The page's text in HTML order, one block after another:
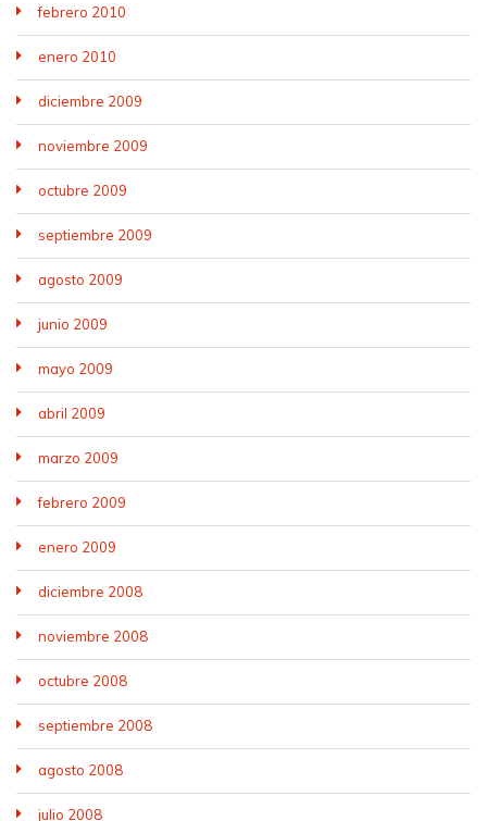
febrero 2010
enero 2010
diciembre 2009
noviembre 2009
octubre 2009
septiembre 2009
agosto 2009
junio 2009
mayo 2009
abril 2009
marzo 2009
febrero 2009
enero 2009
diciembre 2008
noviembre 2008
octubre 2008
septiembre 2008
agosto 2008
julio 2008